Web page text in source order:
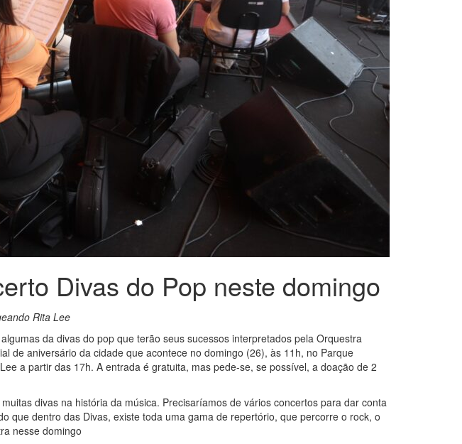
Divas do Pop neste domingo
Rita Lee
da divas do pop que terão seus sucessos interpretados pela Orquestra
de aniversário da cidade que acontece no domingo (26), às 11h, no Parque
a partir das 17h. A entrada é gratuita, mas pede-se, se possível, a doação de 2
divas na história da música. Precisaríamos de vários concertos para dar conta
que dentro das Divas, existe toda uma gama de repertório, que percorre o rock, o
nesse domingo